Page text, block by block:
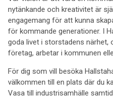
nytänkande och kreativitet är
engagemang för att kunna
för kommande generationer. I
goda livet i storstadens närhet,
företag, arbetar i kommunen
För dig som vill besöka
välkommen till en plats där du
Vasa till industrisamhälle